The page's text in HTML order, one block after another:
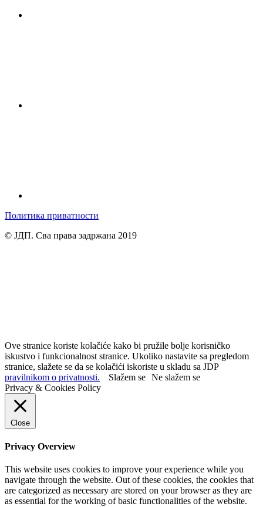
Политика приватности
© ЈДП. Сва права задржана 2019
Ove stranice koriste kolačiće kako bi pružile bolje korisničko
iskustvo i funkcionalnost stranice. Ukoliko nastavite sa pregledom
stranice, slažete se da se kolačići iskoriste u skladu sa JDP
pravilnikom o privatnosti.
Slažem se Ne slažem se
Privacy & Cookies Policy
Close
Privacy Overview
This website uses cookies to improve your experience while you
navigate through the website. Out of these cookies, the cookies that
are categorized as necessary are stored on your browser as they are
as essential for the working of basic functionalities of the website.